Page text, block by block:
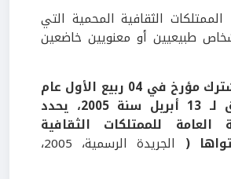
الثقافية المحمية التي
طبيعيين أو معنويين خاضعين
قرار وزاري مشترك مؤرخ في 04 ربيع الأول عام
1426 الموافق لـ 13 أبريل سنة 2005، يحدد
للممتلكات الثقافية
(
الجريدة الرسمية، 2005،